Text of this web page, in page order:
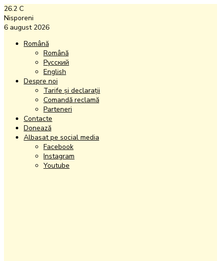
26.2 C
Nisporeni
6 august 2026
Română
Română
Русский
English
Despre noi
Tarife și declarații
Comandă reclamă
Parteneri
Contacte
Donează
Albasat pe social media
Facebook
Instagram
Youtube